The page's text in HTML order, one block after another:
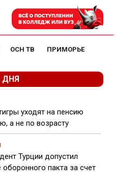
ОСН ТВ ПРИМОРЬЕ
ДНЯ
уходят на пенсию
а не по возрасту
Турции допустил
пакта за счет